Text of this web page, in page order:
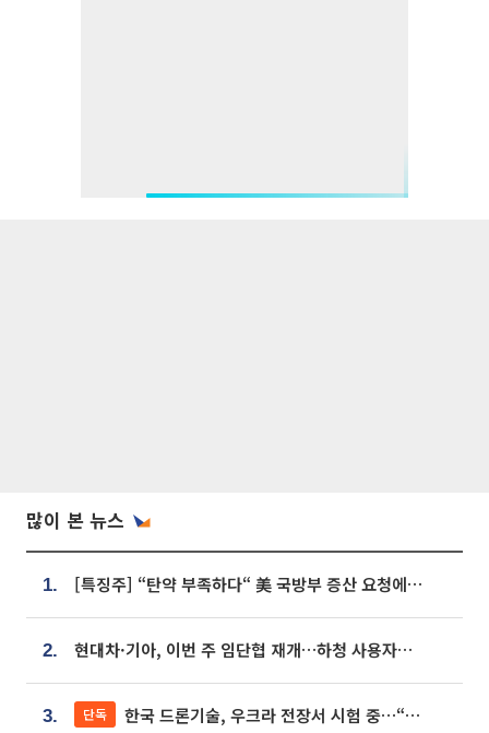
많이 본 뉴스
1. [특징주] “탄약 부족하다“ 美 국방부 증산 요청에⋯국내 방산주 급등세
2. 현대차·기아, 이번 주 임단협 재개…하청 사용자성 재심도 ‘변수’
3. 단독 한국 드론기술, 우크라 전장서 시험 중…“스타트업 여러 곳 참여”